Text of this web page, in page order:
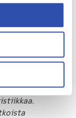
joka
ja edistää